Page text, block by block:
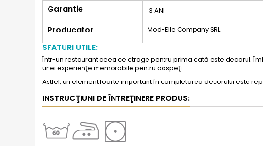
Garantie 3 ANI
Producator Mod-Elle Company SRL
SFATURI UTILE:
Într-un restaurant ceea ce atrage pentru prima dată este decorul.
unei experienţe memorabile pentru oaspeţi.
Astfel, un element foarte important în completarea decorului este
INSTRUCŢIUNI DE ÎNTREŢINERE PRODUS: